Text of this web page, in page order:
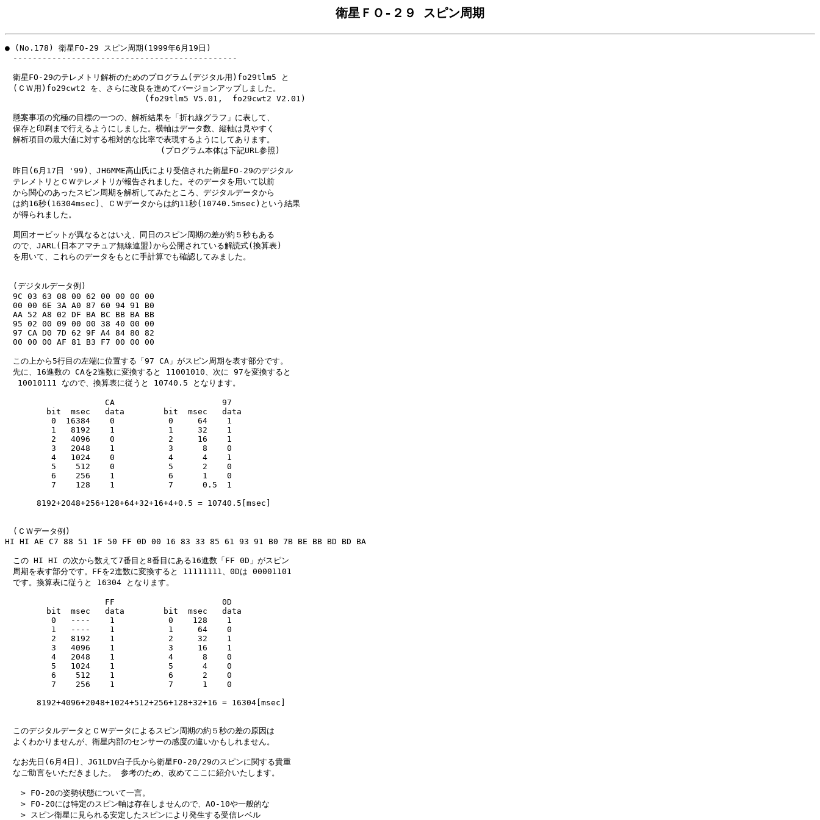
衛星ＦＯ-２９ スピン周期
● (No.178) 衛星FO-29 スピン周期(1999年6月19日)
----------------------------------------------
衛星FO-29のテレメトリ解析のためのプログラム(デジタル用)fo29tlm5 と
(ＣＷ用)fo29cwt2 を、さらに改良を進めてバージョンアップしました。
(fo29tlm5 V5.01,  fo29cwt2 V2.01)
懸案事項の究極の目標の一つの、解析結果を「折れ線グラフ」に表して、
保存と印刷まで行えるようにしました。横軸はデータ数、縦軸は見やすく
解析項目の最大値に対する相対的な比率で表現するようにしてあります。
(プログラム本体は下記URL参照)
昨日(6月17日 '99)、JH6MME高山氏により受信された衛星FO-29のデジタル
テレメトリとＣＷテレメトリが報告されました。そのデータを用いて以前
から関心のあったスピン周期を解析してみたところ、デジタルデータから
は約16秒(16304msec)、ＣＷデータからは約11秒(10740.5msec)という結果
が得られました。
周回オービットが異なるとはいえ、同日のスピン周期の差が約５秒もある
ので、JARL(日本アマチュア無線連盟)から公開されている解読式(換算表)
を用いて、これらのデータをもとに手計算でも確認してみました。
(デジタルデータ例)
9C 03 63 08 00 62 00 00 00 00
00 00 6E 3A A0 87 60 94 91 B0
AA 52 A8 02 DF BA BC BB BA BB
95 02 00 09 00 00 38 40 00 00
97 CA D0 7D 62 9F A4 84 80 82
00 00 00 AF 81 B3 F7 00 00 00
この上から5行目の左端に位置する「97 CA」がスピン周期を表す部分です。
先に、16進数の CAを2進数に変換すると 11001010、次に 97を変換すると
10010111 なので、換算表に従うと 10740.5 となります。
CA                      97
bit  msec   data        bit  msec   data
0  16384    0           0     64    1
1   8192    1           1     32    1
2   4096    0           2     16    1
3   2048    1           3      8    0
4   1024    0           4      4    1
5    512    0           5      2    0
6    256    1           6      1    0
7    128    1           7      0.5  1
8192+2048+256+128+64+32+16+4+0.5 = 10740.5[msec]
(ＣＷデータ例)
HI HI AE C7 88 51 1F 50 FF 0D 00 16 83 33 85 61 93 91 B0 7B BE BB BD BD BA
この HI HI の次から数えて7番目と8番目にある16進数「FF 0D」がスピン
周期を表す部分です。FFを2進数に変換すると 11111111、0Dは 00001101
です。換算表に従うと 16304 となります。
FF                      0D
bit  msec   data        bit  msec   data
0   ----    1           0    128    1
1   ----    1           1     64    0
2   8192    1           2     32    1
3   4096    1           3     16    1
4   2048    1           4      8    0
5   1024    1           5      4    0
6    512    1           6      2    0
7    256    1           7      1    0
8192+4096+2048+1024+512+256+128+32+16 = 16304[msec]
このデジタルデータとＣＷデータによるスピン周期の約５秒の差の原因は
よくわかりませんが、衛星内部のセンサーの感度の違いかもしれません。
なお先日(6月4日)、JG1LDV白子氏から衛星FO-20/29のスピンに関する貴重
なご助言をいただきました。 参考のため、改めてここに紹介いたします。
> FO-20の姿勢状態について一言。
> FO-20には特定のスピン軸は存在しませんので、AO-10や一般的な
> スピン衛星に見られる安定したスピンにより発生する受信レベル